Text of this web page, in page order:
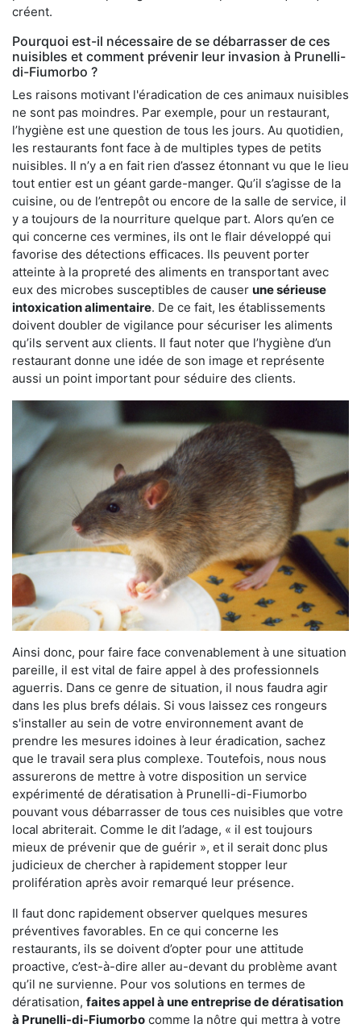
créent.
Pourquoi est-il nécessaire de se débarrasser de ces
nuisibles et comment prévenir leur invasion à Prunelli-
di-Fiumorbo ?
Les raisons motivant l'éradication de ces animaux nuisibles
ne sont pas moindres. Par exemple, pour un restaurant,
l’hygiène est une question de tous les jours. Au quotidien,
les restaurants font face à de multiples types de petits
nuisibles. Il n’y a en fait rien d’assez étonnant vu que le lieu
tout entier est un géant garde-manger. Qu’il s’agisse de la
cuisine, ou de l’entrepôt ou encore de la salle de service, il
y a toujours de la nourriture quelque part. Alors qu’en ce
qui concerne ces vermines, ils ont le flair développé qui
favorise des détections efficaces. Ils peuvent porter
atteinte à la propreté des aliments en transportant avec
eux des microbes susceptibles de causer une sérieuse
intoxication alimentaire. De ce fait, les établissements
doivent doubler de vigilance pour sécuriser les aliments
qu’ils servent aux clients. Il faut noter que l’hygiène d’un
restaurant donne une idée de son image et représente
aussi un point important pour séduire des clients.
Ainsi donc, pour faire face convenablement à une situation
pareille, il est vital de faire appel à des professionnels
aguerris. Dans ce genre de situation, il nous faudra agir
dans les plus brefs délais. Si vous laissez ces rongeurs
s'installer au sein de votre environnement avant de
prendre les mesures idoines à leur éradication, sachez
que le travail sera plus complexe. Toutefois, nous nous
assurerons de mettre à votre disposition un service
expérimenté de dératisation à Prunelli-di-Fiumorbo
pouvant vous débarrasser de tous ces nuisibles que votre
local abriterait. Comme le dit l’adage, « il est toujours
mieux de prévenir que de guérir », et il serait donc plus
judicieux de chercher à rapidement stopper leur
prolifération après avoir remarqué leur présence.
Il faut donc rapidement observer quelques mesures
préventives favorables. En ce qui concerne les
restaurants, ils se doivent d’opter pour une attitude
proactive, c’est-à-dire aller au-devant du problème avant
qu’il ne survienne. Pour vos solutions en termes de
dératisation, faites appel à une entreprise de dératisation
à Prunelli-di-Fiumorbo comme la nôtre qui mettra à votre